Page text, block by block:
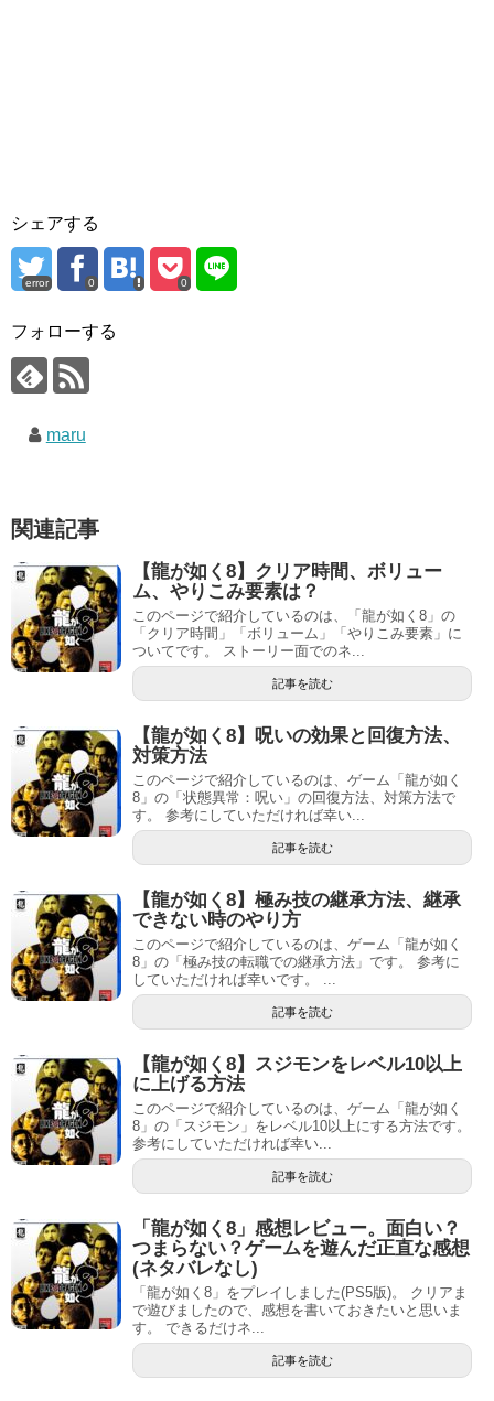
シェアする
error 0 0
フォローする
maru
関連記事
【龍が如く8】クリア時間、ボリュー
ム、やりこみ要素は？
このページで紹介しているのは、「龍が如く8」の
「クリア時間」「ボリューム」「やりこみ要素」に
ついてです。 ストーリー面でのネ...
記事を読む
【龍が如く8】呪いの効果と回復方法、
対策方法
このページで紹介しているのは、ゲーム「龍が如く
8」の「状態異常：呪い」の回復方法、対策方法で
す。 参考にしていただければ幸い...
記事を読む
【龍が如く8】極み技の継承方法、継承
できない時のやり方
このページで紹介しているのは、ゲーム「龍が如く
8」の「極み技の転職での継承方法」です。 参考に
していただければ幸いです。 ...
記事を読む
【龍が如く8】スジモンをレベル10以上
に上げる方法
このページで紹介しているのは、ゲーム「龍が如く
8」の「スジモン」をレベル10以上にする方法です。
参考にしていただければ幸い...
記事を読む
「龍が如く8」感想レビュー。面白い？
つまらない？ゲームを遊んだ正直な感想
(ネタバレなし)
「龍が如く8」をプレイしました(PS5版)。 クリアま
で遊びましたので、感想を書いておきたいと思いま
す。 できるだけネ...
記事を読む